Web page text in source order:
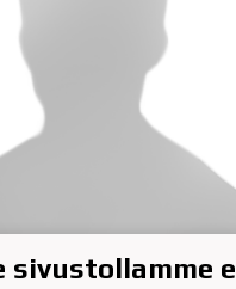
sivustollamme